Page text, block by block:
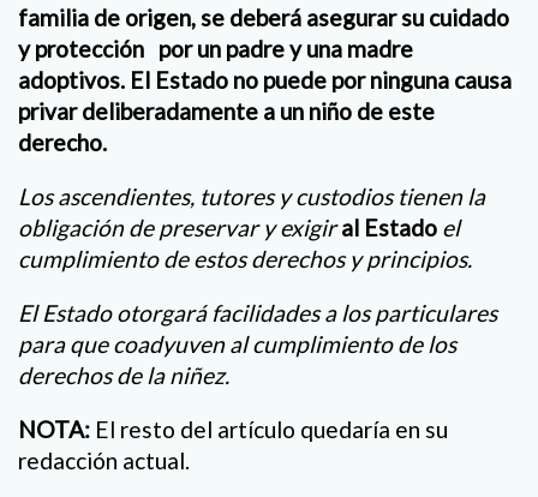
familia de origen, se deberá asegurar su cuidado
y protección por un padre y una madre
adoptivos. El Estado no puede por ninguna causa
privar deliberadamente a un niño de este
derecho.
Los ascendientes, tutores y custodios tienen la
obligación de preservar y exigir al Estado el
cumplimiento de estos derechos y principios.
El Estado otorgará facilidades a los particulares
para que coadyuven al cumplimiento de los
derechos de la niñez.
NOTA: El resto del artículo quedaría en su
redacción actual.